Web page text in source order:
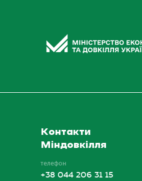
Контакти
Міндовкілля
телефон
+38 044 206 31 15